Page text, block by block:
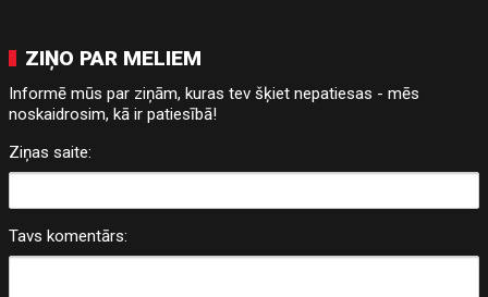
ZIŅO PAR MELIEM
Informē mūs par ziņām, kuras tev šķiet nepatiesas - mēs
noskaidrosim, kā ir patiesībā!
Ziņas saite:
Tavs komentārs: